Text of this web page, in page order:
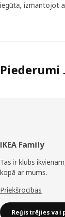
iegūta, izmantojot
Piederumi
Kājene
IKEA Family
Tas ir klubs
kopā ar mums.
Priekšrocības
Reģistrējies vai